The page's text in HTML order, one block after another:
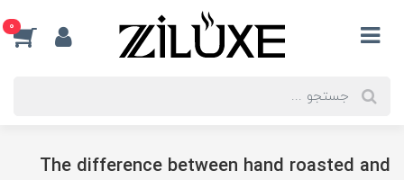
0
The difference between hand roasted and